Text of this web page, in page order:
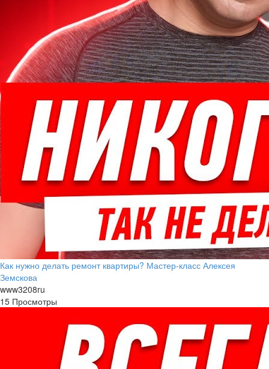
Как нужно делать ремонт квартиры? Мастер-класс Алексея
Земскова
www3208ru
15 Просмотры